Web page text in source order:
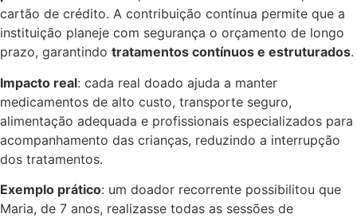
cartão de crédito. A contribuição contínua permite que a
instituição planeje com segurança o orçamento de longo
prazo, garantindo tratamentos contínuos e estruturados.
Impacto real: cada real doado ajuda a manter
medicamentos de alto custo, transporte seguro,
alimentação adequada e profissionais especializados para
acompanhamento das crianças, reduzindo a interrupção
dos tratamentos.
Exemplo prático: um doador recorrente possibilitou que
Maria, de 7 anos, realizasse todas as sessões de